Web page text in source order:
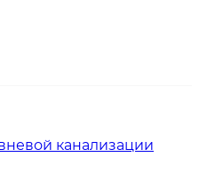
канализации